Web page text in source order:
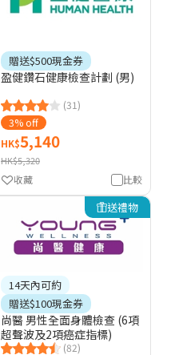
贈送$500現金券
盈健鑽石健康檢查計劃 (男)
(31)
3% off
HK$5,140
HK$5,320
比較
收藏
送禮物
14天內可約
贈送$100現金券
尚醫 男性全面身體檢查 (6項
超聲波及2項癌症指標)
(82)